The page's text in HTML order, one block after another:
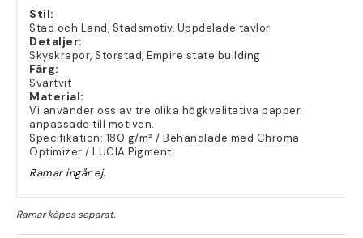
Stil:
Stad och Land, Stadsmotiv, Uppdelade tavlor
Detaljer:
Skyskrapor, Storstad, Empire state building
Färg:
Svartvit
Material:
Vi använder oss av tre olika högkvalitativa papper
anpassade till motiven.
Specifikation: 180 g/m² / Behandlade med Chroma
Optimizer / LUCIA Pigment
Ramar ingår ej.